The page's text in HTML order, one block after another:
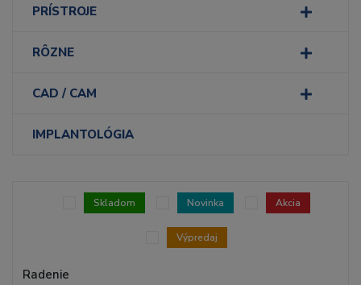
PRÍSTROJE
RÔZNE
CAD / CAM
IMPLANTOLÓGIA
Skladom Novinka Akcia
Výpredaj
Radenie